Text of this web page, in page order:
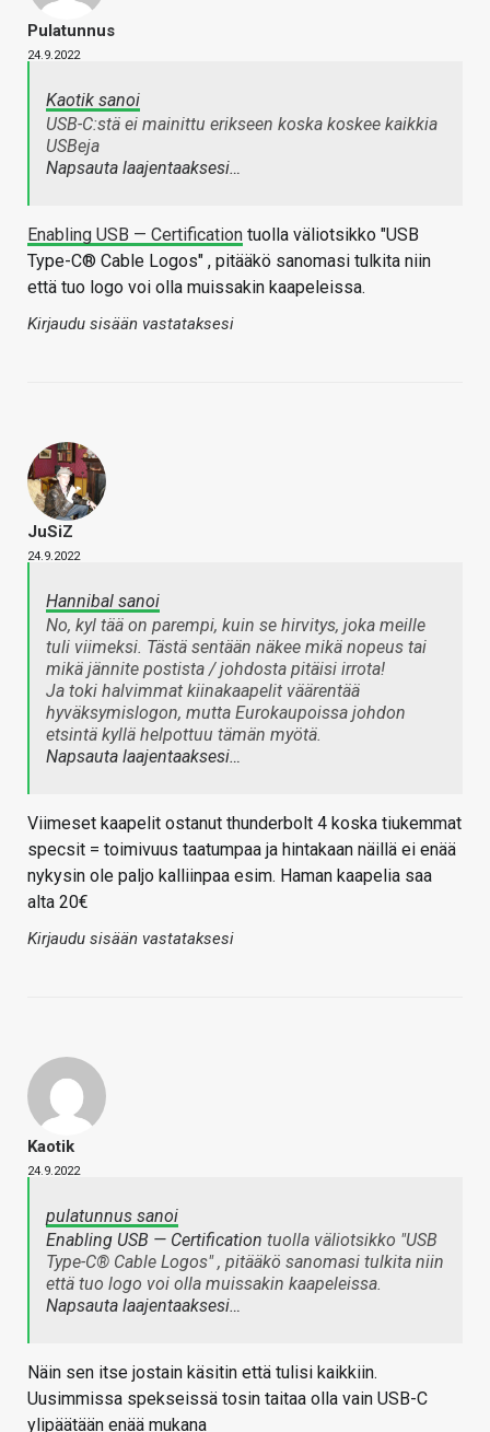
Pulatunnus
24.9.2022
Kaotik sanoi
USB-C:stä ei mainittu erikseen koska koskee kaikkia
USBeja
Napsauta laajentaaksesi…
Enabling USB — Certification tuolla väliotsikko "USB
Type-C® Cable Logos" , pitääkö sanomasi tulkita niin
että tuo logo voi olla muissakin kaapeleissa.
Kirjaudu sisään vastataksesi
JuSiZ
24.9.2022
Hannibal sanoi
No, kyl tää on parempi, kuin se hirvitys, joka meille
tuli viimeksi. Tästä sentään näkee mikä nopeus tai
mikä jännite postista / johdosta pitäisi irrota!
Ja toki halvimmat kiinakaapelit väärentää
hyväksymislogon, mutta Eurokaupoissa johdon
etsintä kyllä helpottuu tämän myötä.
Napsauta laajentaaksesi…
Viimeset kaapelit ostanut thunderbolt 4 koska tiukemmat
specsit = toimivuus taatumpaa ja hintakaan näillä ei enää
nykysin ole paljo kalliinpaa esim. Haman kaapelia saa
alta 20€
Kirjaudu sisään vastataksesi
Kaotik
24.9.2022
pulatunnus sanoi
Enabling USB — Certification tuolla väliotsikko "USB
Type-C® Cable Logos" , pitääkö sanomasi tulkita niin
että tuo logo voi olla muissakin kaapeleissa.
Napsauta laajentaaksesi…
Näin sen itse jostain käsitin että tulisi kaikkiin.
Uusimmissa spekseissä tosin taitaa olla vain USB-C
ylipäätään enää mukana